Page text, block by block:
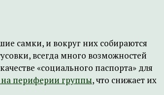
самки, и вокруг них собираются
всегда много возможностей
«социального паспорта» для
на периферии группы, что снижает их